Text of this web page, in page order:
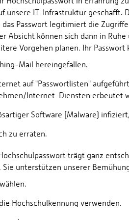
unsere IT-Infrastruktur geschafft.
Passwort legitimiert die
Absicht können sich dann in
Vorgehen planen. Ihr
Mail hereingefallen.
auf "Passwortlisten"
Internet-Diensten erbeutet
Software (Malware)
zu erraten.
trägt ganz
unterstützen unserer
Hochschulkennung verwenden.